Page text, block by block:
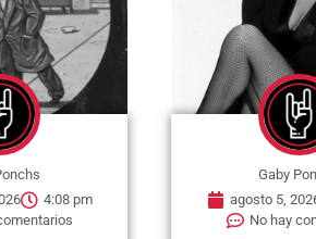
4:08 pm
Gaby
agosto 5,
No hay